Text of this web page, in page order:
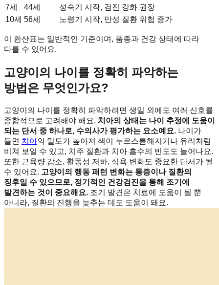
7세
44세
성숙기 시작, 검진 강화 권장
10세 56세 노령기 시작, 만성 질환 위험 증가
이 환산표는 일반적인 기준이며, 품종과 건강 상태에 따라
다를 수 있어요.
고양이의 나이를 정확히 파악하는
방법은 무엇인가요?
고양이의 나이를 정확히 파악하려면 생일 외에도 여러 신호를
종합적으로 고려해야 해요. 치아의 상태는 나이 추정에 도움이
되는 단서 중 하나로, 수의사가 평가하는 요소예요. 나이가
들면 치아의 밀도가 높아져 색이 누르스름해지거나 유리처럼
비쳐 보일 수 있고, 치주 질환과 치아 흡수의 빈도도 늘어나요.
또한 근육량 감소, 활동성 저하, 식욕 변화도 중요한 단서가 될
수 있어요. 고양이의 행동 패턴 변화는 통증이나 질환의
징후일 수 있으므로, 정기적인 건강검진을 통해 조기에
발견하는 것이 중요해요. 조기 발견은 치료에 도움이 될 뿐
아니라, 질환의 진행을 늦추는 데도 도움이 돼요.